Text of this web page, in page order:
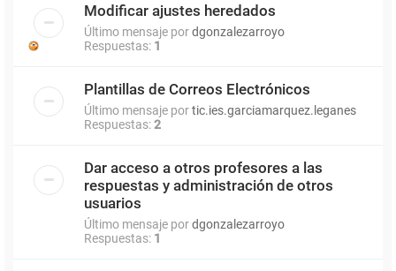
Modificar ajustes heredados
Último mensaje pordgonzalezarroyo
Respuestas: 1
Plantillas de Correos Electrónicos
Último mensaje portic.ies.garciamarquez.leganes
Respuestas:2
Dar acceso a otros profesores a las
respuestas y administración de otros
usuarios
Último mensaje pordgonzalezarroyo
Respuestas: 1